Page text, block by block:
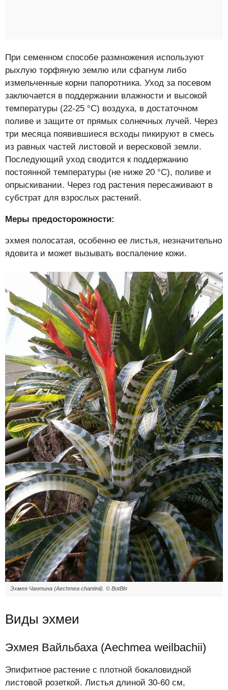
При семенном способе размножения используют
рыхлую торфяную землю или сфагнум либо
измельченные корни папоротника. Уход за посевом
заключается в поддержании влажности и высокой
температуры (22-25 °C) воздуха, в достаточном
поливе и защите от прямых солнечных лучей. Через
три месяца появившиеся всходы пикируют в смесь
из равных частей листовой и вересковой земли.
Последующий уход сводится к поддержанию
постоянной температуры (не ниже 20 °C), поливе и
опрыскивании. Через год растения пересаживают в
субстрат для взрослых растений.
Меры предосторожности:
эхмея полосатая, особенно ее листья, незначительно
ядовита и может вызывать воспаление кожи.
Эхмея Чантина (Aechmea chantinii). © BotBln
Виды эхмеи
Эхмея Вайльбаха (Aechmea weilbachii)
Эпифитное растение с плотной бокаловидной
листовой розеткой. Листья длиной 30-60 см,